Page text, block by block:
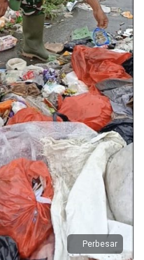
Perbesar